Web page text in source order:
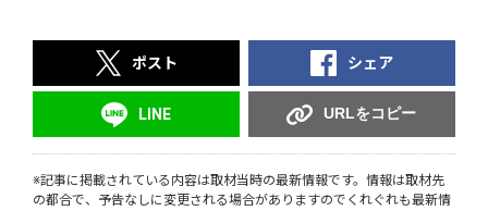
ポスト シェア
LINE URLをコピー
※記事に掲載されている内容は取材当時の最新情報です。情報は取材先
の都合で、予告なしに変更される場合がありますのでくれぐれも最新情